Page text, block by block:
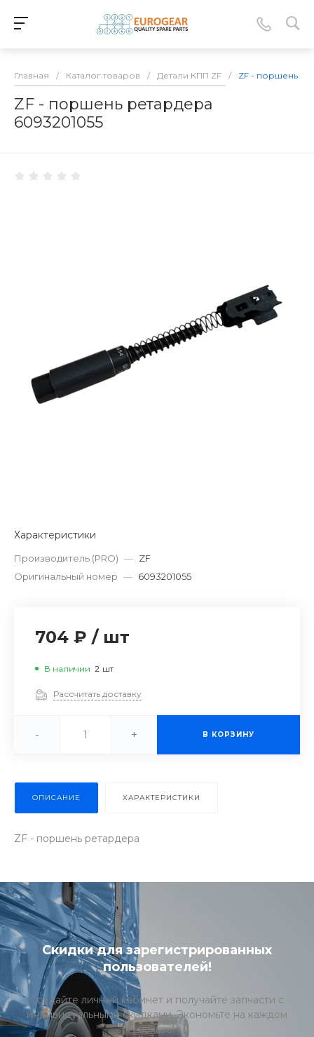
Главная / Каталог товаров / Детали КПП ZF / ZF - поршень
ZF - поршень ретардера
6093201055
Характеристики
Производитель (PRO) — ZF
Оригинальный номер — 6093201055
704 ₽ / шт
В наличии 2 шт
Рассчитать доставку
- + В КОРЗИНУ
ОПИСАНИЕ ХАРАКТЕРИСТИКИ
ZF - поршень ретардера
Скидки для зарегистрированных
пользователей!
Создайте личный кабинет и получайте запчасти с
индивидуальными скидками. Экономьте на каждом
заказе!